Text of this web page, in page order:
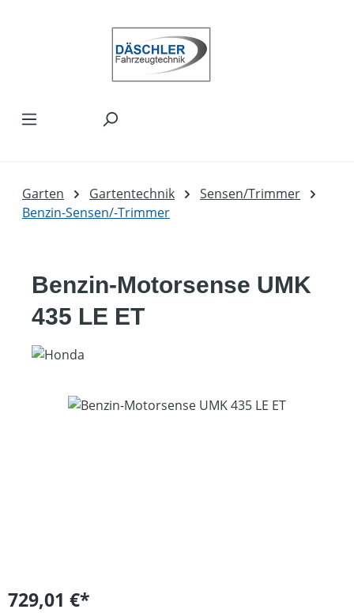
Garten Gartentechnik
Sensen/Trimmer
Benzin-Sensen/-Trimmer
Benzin-Motorsense UMK
435 LE ET
Bildergalerie überspringen
729,01 €*